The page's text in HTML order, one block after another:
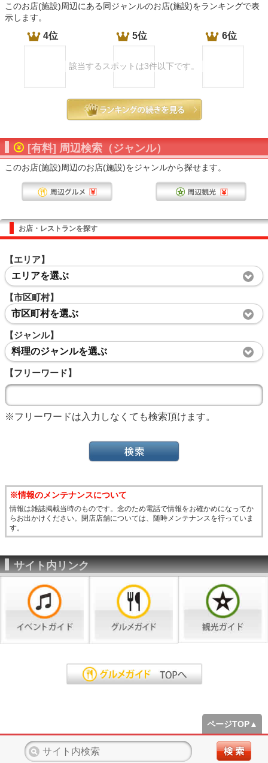
このお店(施設)周辺にある同ジャンルのお店(施設)をランキングで表
示します。
4位 5位 6位
該当するスポットは3件以下です。
[有料] 周辺検索（ジャンル）
このお店(施設)周辺のお店(施設)をジャンルから探せます。
お店・レストランを探す
【エリア】
エリアを選ぶ
【市区町村】
市区町村を選ぶ
【ジャンル】
料理のジャンルを選ぶ
【フリーワード】
※フリーワードは入力しなくても検索頂けます。
※情報のメンテナンスについて
情報は雑誌掲載当時のものです。念のため電話で情報をお確かめになってか
らお出かけください。閉店店舗については、随時メンテナンスを行っていま
す。
サイト内リンク
ページTOP▲